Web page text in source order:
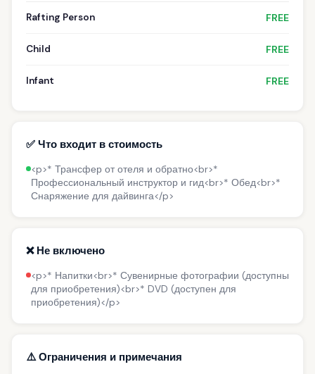
Rafting Person FREE
Child FREE
Infant FREE
✅ Что входит в стоимость
<p>* Трансфер от отеля и обратно<br>*
Профессиональный инструктор и гид<br>* Обед<br>*
Снаряжение для дайвинга</p>
❌ Не включено
<p>* Напитки<br>* Сувенирные фотографии (доступны
для приобретения)<br>* DVD (доступен для
приобретения)</p>
⚠️ Ограничения и примечания